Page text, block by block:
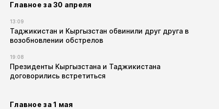
Главное за 30 апреля
13:09
Таджикистан и Кыргызстан обвинили друг друга в
возобновлении обстрелов
19:08
Президенты Кыргызстана и Таджикистана
договорились встретиться
Главное за 1 мая